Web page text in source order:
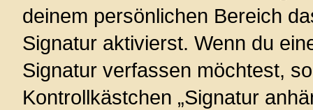
deinem persönlichen Bereich
Signatur aktivierst. Wenn du
Signatur verfassen möchtest,
Kontrollkästchen „Signatur